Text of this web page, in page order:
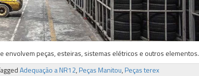
envolvem peças, esteiras, sistemas elétricos e outros elementos.
Adequação a NR12,Peças Manitou,Peças terex